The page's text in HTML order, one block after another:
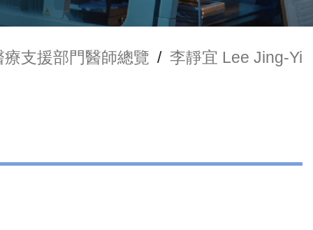
療支援部門醫師總覽 / 李靜宜 Lee Jing-Yi